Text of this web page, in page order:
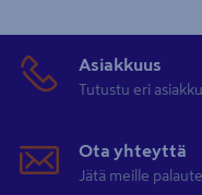
Asiakkuus
Tutustu eri
Ota yhteyttä
Jätä meille